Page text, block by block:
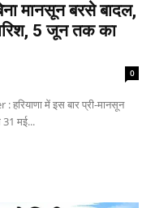
मानसून बरसे बादल,
5 जून तक का
0
में इस बार प्री-मानसून
31 मई...